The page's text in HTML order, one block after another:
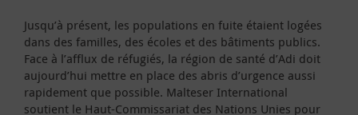
Jusqu’à présent, les populations en fuite étaient logées
dans des familles, des écoles et des bâtiments publics.
Face à l’afflux de réfugiés, la région de santé d’Adi doit
aujourd’hui mettre en place des abris d’urgence aussi
rapidement que possible. Malteser International
soutient le Haut-Commissariat des Nations Unies pour